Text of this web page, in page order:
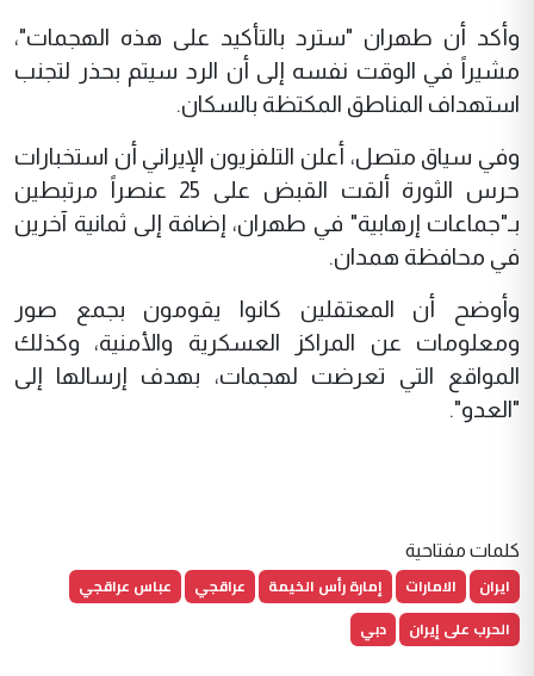
وأكد أن طهران "سترد بالتأكيد على هذه الهجمات"،
مشيراً في الوقت نفسه إلى أن الرد سيتم بحذر لتجنب
استهداف المناطق المكتظة بالسكان.
وفي سياق متصل، أعلن التلفزيون الإيراني أن استخبارات
حرس الثورة ألقت القبض على 25 عنصراً مرتبطين
بـ"جماعات إرهابية" في طهران، إضافة إلى ثمانية آخرين
في محافظة همدان.
وأوضح أن المعتقلين كانوا يقومون بجمع صور
ومعلومات عن المراكز العسكرية والأمنية، وكذلك
المواقع التي تعرضت لهجمات، بهدف إرسالها إلى
"العدو".
كلمات مفتاحية
ايران الامارات إمارة رأس الخيمة عراقجي
عباس عراقجي
الحرب على إيران
دبي